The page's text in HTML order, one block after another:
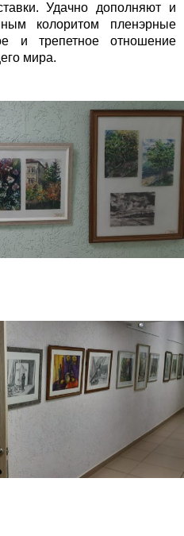
Удачно дополняют и
колоритом пленэрные
и трепетное отношение
мира.